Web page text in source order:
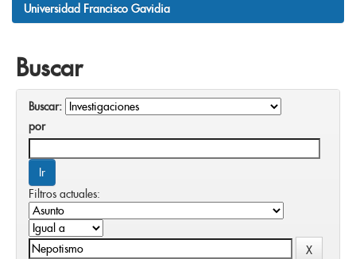
Universidad Francisco Gavidia
Buscar
Buscar:
por
Filtros actuales: